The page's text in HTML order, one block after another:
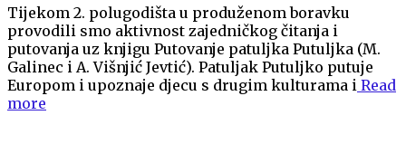
Tijekom 2. polugodišta u produženom boravku
provodili smo aktivnost zajedničkog čitanja i
putovanja uz knjigu Putovanje patuljka Putuljka (M.
Galinec i A. Višnjić Jevtić). Patuljak Putuljko putuje
Europom i upoznaje djecu s drugim kulturama i Read
more